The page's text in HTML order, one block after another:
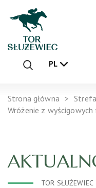
PL
Strona główna
Wróżenie z
TOR SŁUŻEWIEC